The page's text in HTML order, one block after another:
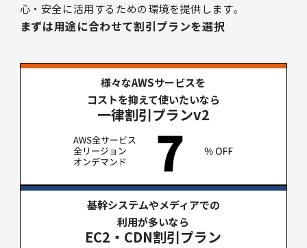
心・安全に活用するための環境を提供します。
まずは用途に合わせて割引プランを選択
様々なAWSサービスを
コストを抑えて使いたいなら
一律割引プランv2
基幹システムやメディアでの
利用が多いなら
EC2・CDN割引プラン